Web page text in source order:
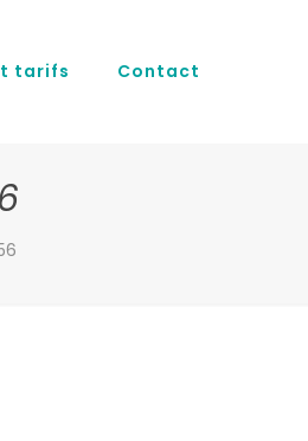
tarifs Contact